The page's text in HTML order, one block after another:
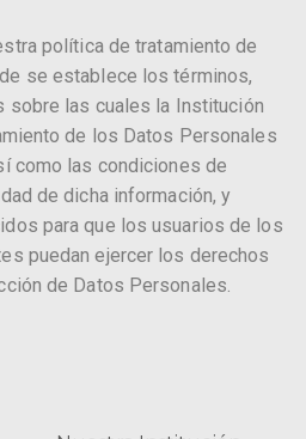
política de tratamiento de
se establece los términos,
sobre las cuales la Institución
de los Datos Personales
como las condiciones de
de dicha información, y
para que los usuarios de los
puedan ejercer los derechos
de Datos Personales.